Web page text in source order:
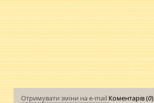
Отримувати зміни на e-mail Коментарів (0)